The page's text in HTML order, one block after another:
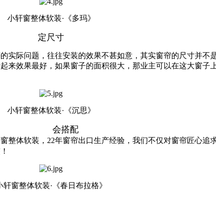
小轩窗整体软装·《多玛》
定尺寸
际问题，往往安装的效果不甚如意，其实窗帘的尺寸并不
效果最好，如果窗子的面积很大，那业主可以在这大窗子
小轩窗整体软装·《沉思》
会搭配
体软装，22年窗帘出口生产经验，我们不仅对窗帘匠心追
轩窗整体软装·《春日布拉格》